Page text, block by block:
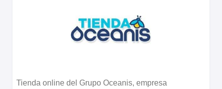
Tienda online del Grupo Oceanis, empresa